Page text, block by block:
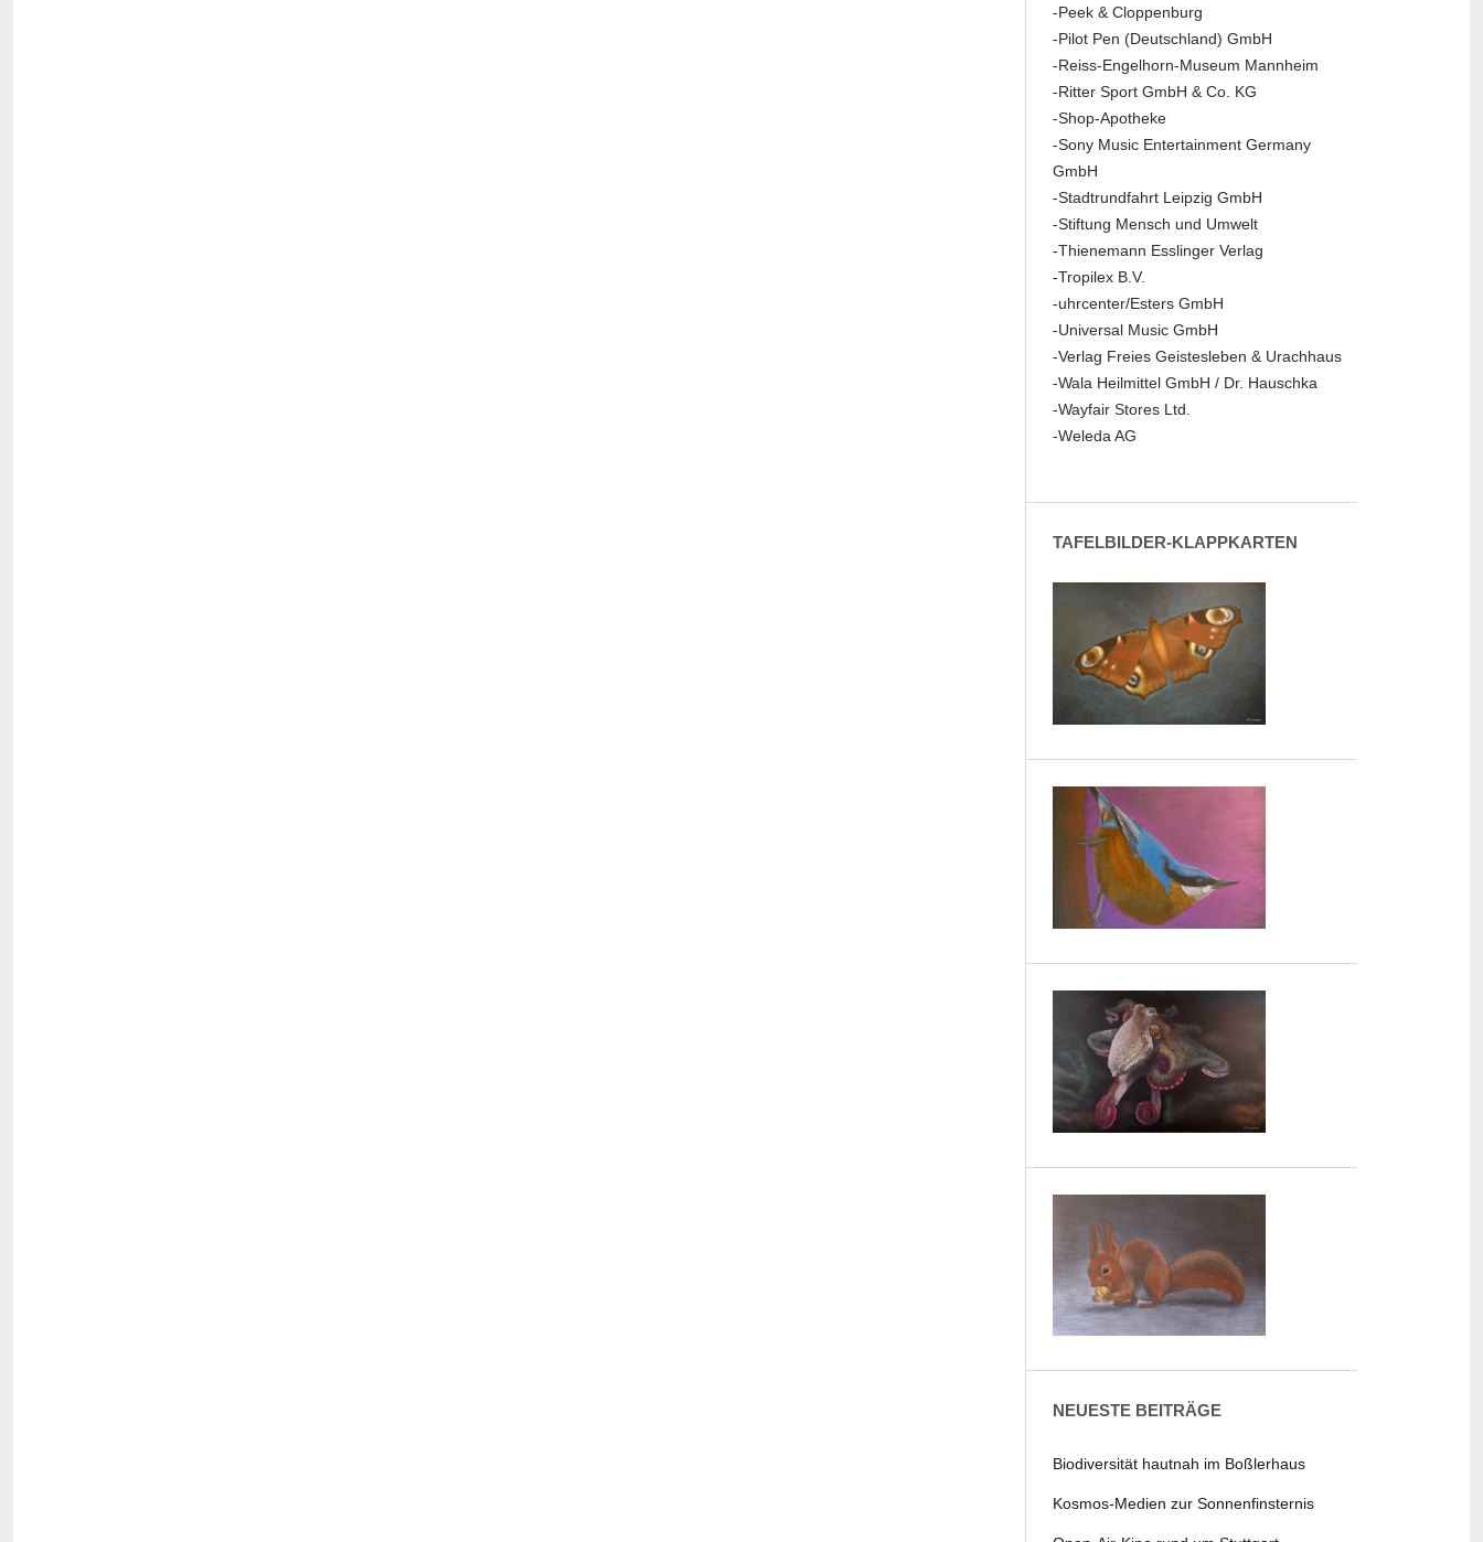
-Peek & Cloppenburg
-Pilot Pen (Deutschland) GmbH
-Reiss-Engelhorn-Museum Mannheim
-Ritter Sport GmbH & Co. KG
-Shop-Apotheke
-Sony Music Entertainment Germany
GmbH
-Stadtrundfahrt Leipzig GmbH
-Stiftung Mensch und Umwelt
-Thienemann Esslinger Verlag
-Tropilex B.V.
-uhrcenter/Esters GmbH
-Universal Music GmbH
-Verlag Freies Geistesleben & Urachhaus
-Wala Heilmittel GmbH / Dr. Hauschka
-Wayfair Stores Ltd.
-Weleda AG
TAFELBILDER-KLAPPKARTEN
NEUESTE BEITRÄGE
Biodiversität hautnah im Boßlerhaus
Kosmos-Medien zur Sonnenfinsternis